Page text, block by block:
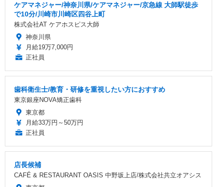
ケアマネジャー/神奈川県/ケアマネジャー/京急線 大師駅徒歩
で10分/川崎市川崎区四谷上町
株式会社AT ケアホスピス大師
神奈川県
月給19万7,000円
正社員
歯科衛生士/教育・研修を重視したい方におすすめ
東京銀座NOVA矯正歯科
東京都
月給33万円～50万円
正社員
店長候補
CAFÉ & RESTAURANT OASIS 中野坂上店/株式会社共立オアシス